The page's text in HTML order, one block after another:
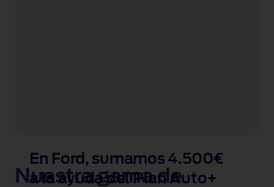
En Ford, sumamos 4.500€
a la ayuda del Plan Auto+
Nuestra gama de